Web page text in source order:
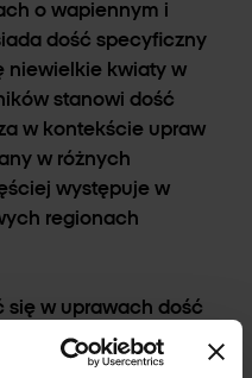
o wapiennym i
dość specyficzny
niewielkie kwiaty w
stanowi dość
w kontekście upraw
w różnych
występuje w
regionach
się w uprawach dość
wpływ na to ma
o jakość